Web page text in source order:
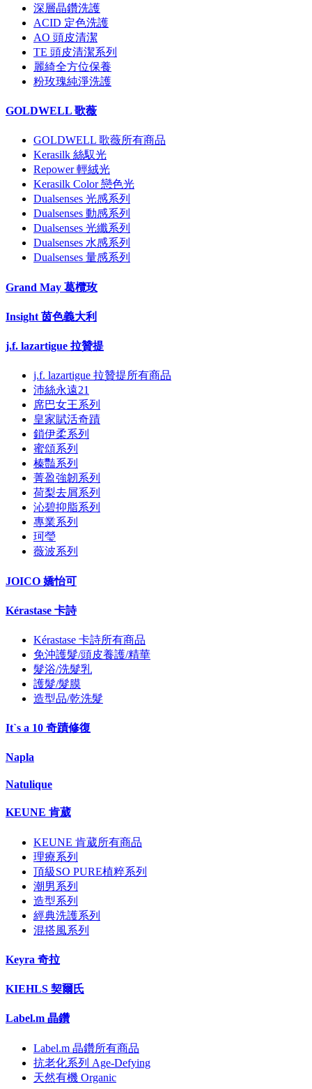
深層晶鑽洗護
ACID 定色洗護
AO 頭皮清潔
TE 頭皮清潔系列
麗綺全方位保養
粉玫瑰純淨洗護
GOLDWELL 歌薇
GOLDWELL 歌薇所有商品
Kerasilk 絲馭光
Repower 輕絨光
Kerasilk Color 戀色光
Dualsenses 光感系列
Dualsenses 動感系列
Dualsenses 光纖系列
Dualsenses 水感系列
Dualsenses 量感系列
Grand May 葛欖玫
Insight 茵色義大利
j.f. lazartigue 拉贊提
j.f. lazartigue 拉贊提所有商品
沛絲永遠21
席巴女王系列
皇家賦活奇蹟
鎖伊柔系列
蜜頌系列
榛豔系列
菁盈強韌系列
荷梨去屑系列
沁碧抑脂系列
專業系列
珂瑩
薇波系列
JOICO 嬌怡可
Kérastase 卡詩
Kérastase 卡詩所有商品
免沖護髮/頭皮養護/精華
髮浴/洗髮乳
護髮/髮膜
造型品/乾洗髮
It`s a 10 奇蹟修復
Napla
Natulique
KEUNE 肯葳
KEUNE 肯葳所有商品
理療系列
頂級SO PURE植粹系列
潮男系列
造型系列
經典洗護系列
混搭風系列
Keyra 奇拉
KIEHLS 契爾氏
Label.m 晶鑽
Label.m 晶鑽所有商品
抗老化系列 Age-Defying
天然有機 Organic